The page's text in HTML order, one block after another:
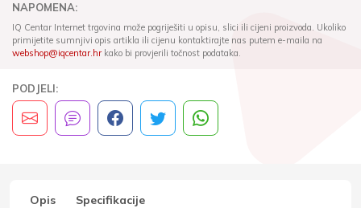
NAPOMENA:
IQ Centar Internet trgovina može pogriješiti u opisu, slici ili cijeni proizvoda. Ukoliko
primijetite sumnjivi opis artikla ili cijenu kontaktirajte nas putem e-maila na
webshop@iqcentar.hrkako bi provjerili točnost podataka.
PODJELI:
Opis Specifikacije